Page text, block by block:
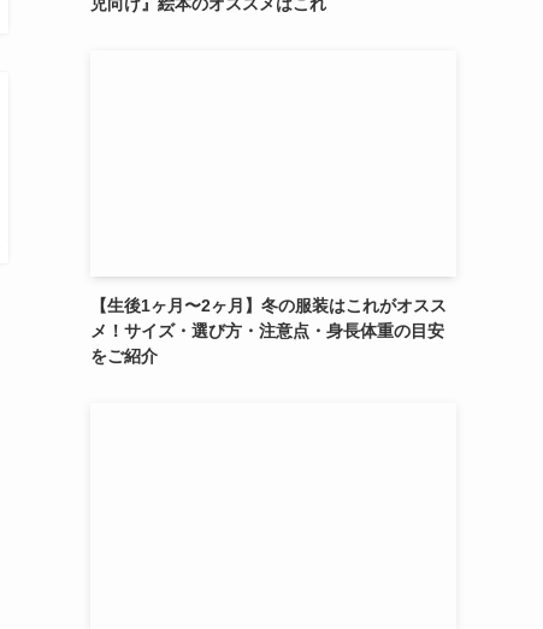
児向け』絵本のオススメはこれ
【生後1ヶ月〜2ヶ月】冬の服装はこれがオスス
メ！サイズ・選び方・注意点・身長体重の目安
をご紹介